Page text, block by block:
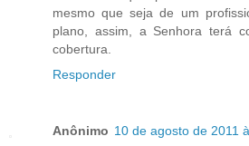
mesmo que seja de um
plano, assim, a Senhora terá
cobertura.
Responder
Anônimo 10 de agosto de 2011